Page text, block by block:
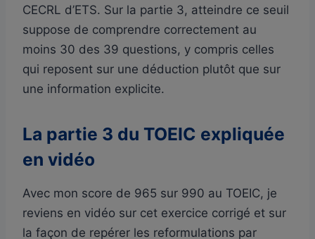
CECRL d’ETS. Sur la partie 3, atteindre ce seuil
suppose de comprendre correctement au
moins 30 des 39 questions, y compris celles
qui reposent sur une déduction plutôt que sur
une information explicite.
La partie 3 du TOEIC expliquée
en vidéo
Avec mon score de 965 sur 990 au TOEIC, je
reviens en vidéo sur cet exercice corrigé et sur
la façon de repérer les reformulations par